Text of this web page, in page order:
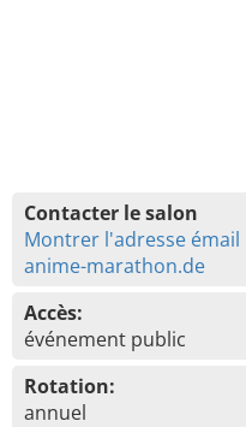
Contacter le salon
Montrer l'adresse émail
anime-marathon.de
Accès:
événement public
Rotation:
annuel